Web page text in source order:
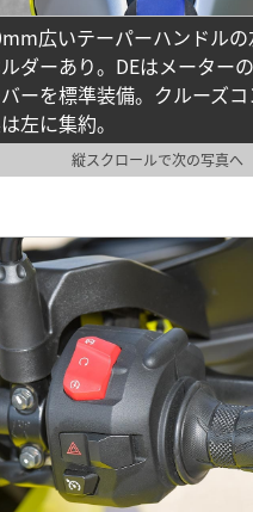
広いテーパーハンドルの
ダーあり。DEはメーター
ーを標準装備。クルーズコ
左に集約。
縦スクロールで次の写真へ